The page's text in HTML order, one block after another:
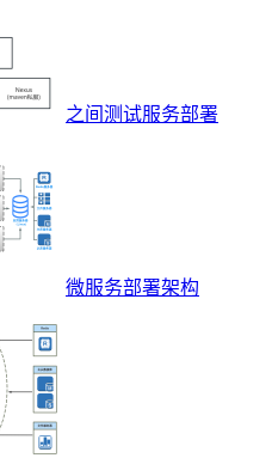
之间测试服务部署
微服务部署架构